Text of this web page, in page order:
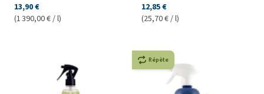
13,90 €
(1 390,00 € / l)
12,85 €
(25,70 € / l)
Répète